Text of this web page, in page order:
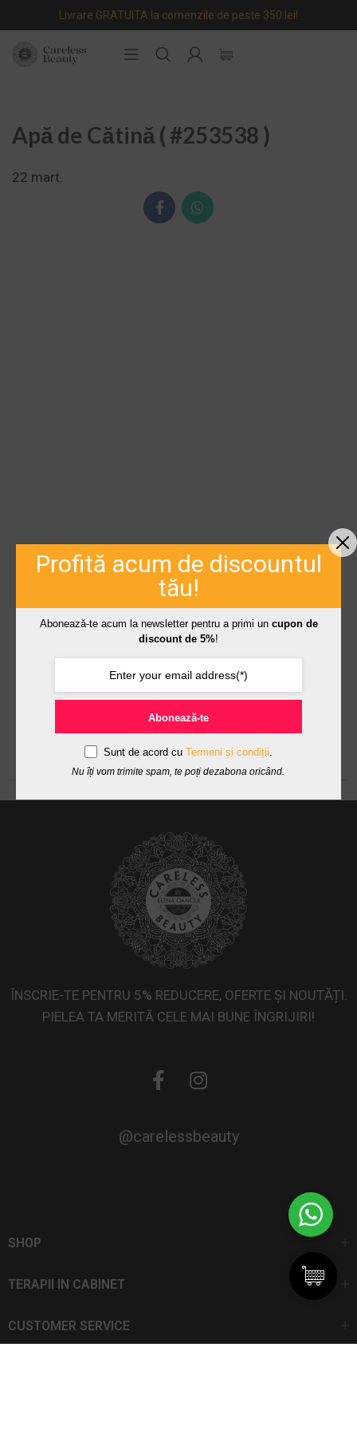
Livrare GRATUITA la comenzile de peste 350 lei!
Apă de Cătină ( #253538 )
22 mart.
ÎNSCRIE-TE PENTRU 5% REDUCERE, OFERTE ȘI NOUTĂȚI.
PIELEA TA MERITĂ CELE MAI BUNE ÎNGRIJIRI!
@carelessbeauty
SHOP
TERAPII IN CABINET
CUSTOMER SERVICE
Profită acum de discountul
tău!
Abonează-te acum la newsletter pentru a primi un cupon de
discount de 5%!
Abonează-te
Sunt de acord cu Termeni și condiții.
Nu îți vom trimite spam, te poți dezabona oricând.